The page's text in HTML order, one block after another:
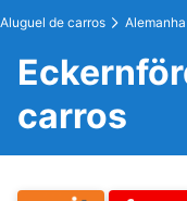
Aluguel de carros Alemanha
carros